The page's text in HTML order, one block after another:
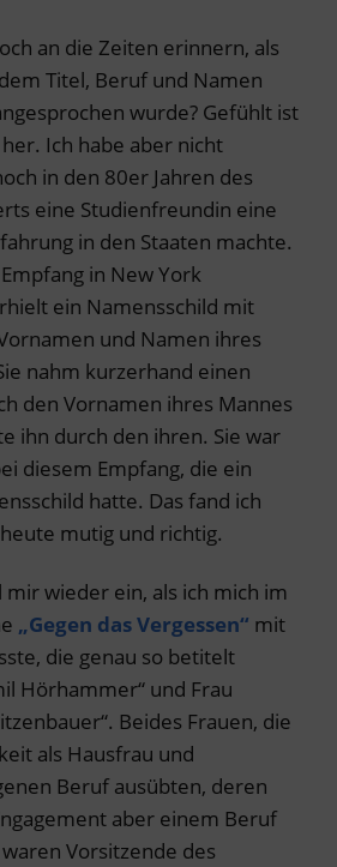
an die Zeiten erinnern, als
Titel, Beruf und Namen
wurde? Gefühlt ist
Ich habe aber nicht
in den 80er Jahren des
eine Studienfreundin eine
in den Staaten machte.
in New York
ein Namensschild mit
und Namen ihres
nahm kurzerhand einen
den Vornamen ihres Mannes
ihn durch den ihren. Sie war
diesem Empfang, die ein
hatte. Das fand ich
mutig und richtig.
mir wieder ein, als ich mich im
„Gegen das Vergessen“ mit
die genau so betitelt
Hörhammer“ und Frau
Beides Frauen, die
als Hausfrau und
Beruf ausübten, deren
aber einem Beruf
Vorsitzende des